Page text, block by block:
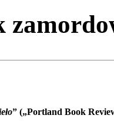
” („Portland Book